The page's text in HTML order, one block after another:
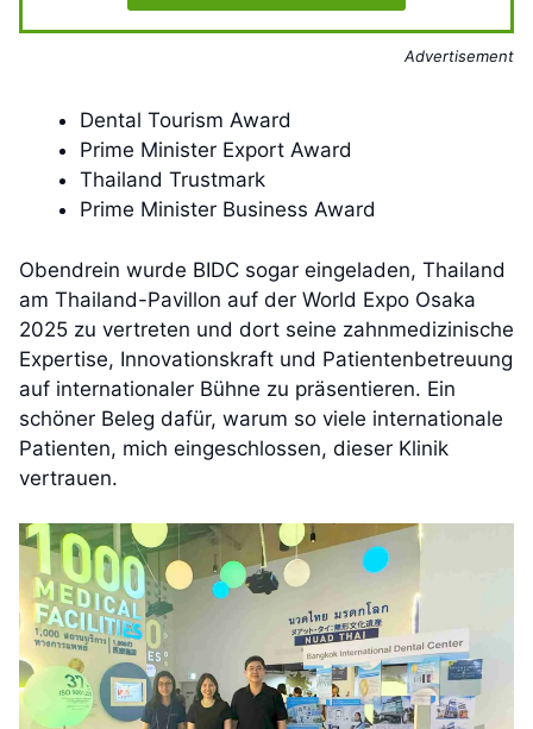
Advertisement
Dental Tourism Award
Prime Minister Export Award
Thailand Trustmark
Prime Minister Business Award
Obendrein wurde BIDC sogar eingeladen, Thailand
am Thailand-Pavillon auf der World Expo Osaka
2025 zu vertreten und dort seine zahnmedizinische
Expertise, Innovationskraft und Patientenbetreuung
auf internationaler Bühne zu präsentieren. Ein
schöner Beleg dafür, warum so viele internationale
Patienten, mich eingeschlossen, dieser Klinik
vertrauen.